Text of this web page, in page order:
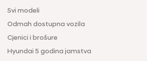
Svi modeli
Odmah dostupna vozila
Cjenici i brošure
Hyundai 5 godina jamstva